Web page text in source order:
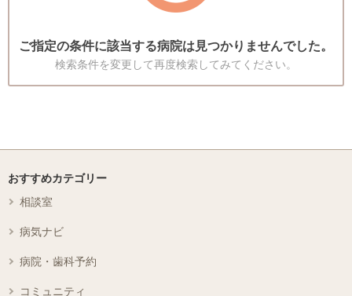
ご指定の条件に該当する病院は見つかりませんでした。
検索条件を変更して再度検索してみてください。
おすすめカテゴリー
相談室
病気ナビ
病院・歯科予約
コミュニティ